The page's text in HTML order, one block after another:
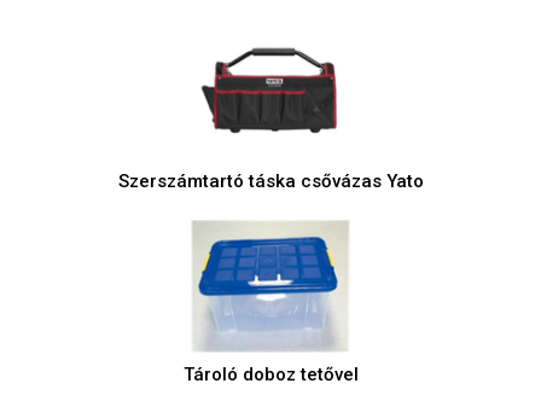
Szerszámtartó táska csővázas Yato
Tároló doboz tetővel